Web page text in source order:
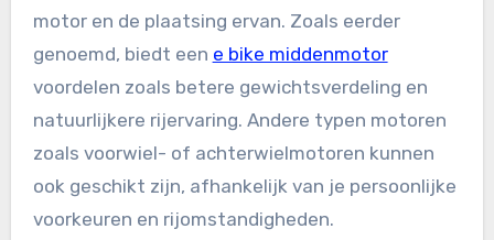
motor en de plaatsing ervan. Zoals eerder
genoemd, biedt een e bike middenmotor
voordelen zoals betere gewichtsverdeling en
natuurlijkere rijervaring. Andere typen motoren
zoals voorwiel- of achterwielmotoren kunnen
ook geschikt zijn, afhankelijk van je persoonlijke
voorkeuren en rijomstandigheden.